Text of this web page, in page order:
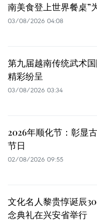
南美食登上世界餐桌”
03/08/2026 04:08
第九届越南传统武术
精彩纷呈
03/08/2026 03:34
2026年顺化节：彰显
节日
02/08/2026 09:55
文化名人黎贵惇诞辰
念典礼在兴安省举行